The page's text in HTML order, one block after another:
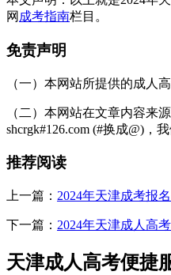
网 成考指南栏目。
免责声明
（一）本网站所提供的成人
（二）本网站在文章内容来
shcrgk#126.com (#换成@)，
推荐阅读
上一篇： 2024年天津成考报
下一篇： 2024年天津成人高
天津成人高考便捷